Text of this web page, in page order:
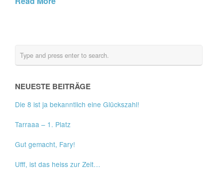
NEUESTE BEITRÄGE
Die 8 ist ja bekanntlich eine Glückszahl!
Tarraaa – 1. Platz
Gut gemacht, Fary!
Ufff, ist das heiss zur Zeit…